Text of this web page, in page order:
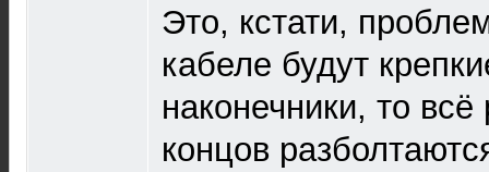
Это, кстати,
кабеле будут
наконечники, то
концов